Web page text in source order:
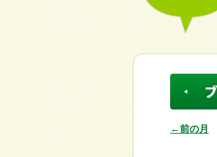
←前の月